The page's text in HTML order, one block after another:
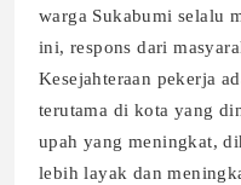
warga Sukabumi selalu
ini, respons dari
Kesejahteraan pekerja
terutama di kota yang
upah yang meningkat,
lebih layak dan